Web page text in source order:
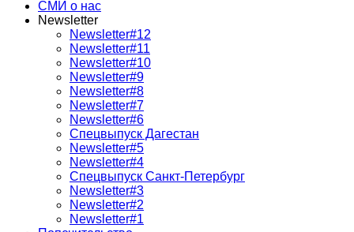
СМИ о нас
Newsletter
Newsletter#12
Newsletter#11
Newsletter#10
Newsletter#9
Newsletter#8
Newsletter#7
Newsletter#6
Спецвыпуск Дагестан
Newsletter#5
Newsletter#4
Спецвыпуск Санкт-Петербург
Newsletter#3
Newsletter#2
Newsletter#1